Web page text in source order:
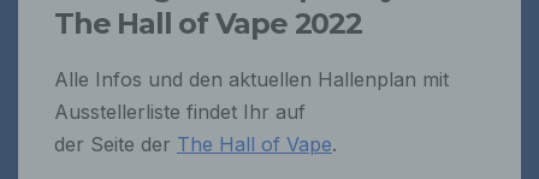
The Hall of Vape 2022
Alle Infos und den aktuellen Hallenplan mit
Ausstellerliste findet Ihr auf
der Seite der The Hall of Vape.
Cookies / SessionStorage / LocalStorage
Die Internetseiten verwenden teilweise so
genannte Cookies, LocalStorage und
SessionStorage. Dies dient dazu, unser Angebot
nutzerfreundlicher, effektiver und sicherer zu
machen. Local Storage und SessionStorage ist